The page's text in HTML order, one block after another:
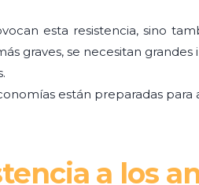
esta resistencia, sino
graves, se necesitan
están preparadas para
a los